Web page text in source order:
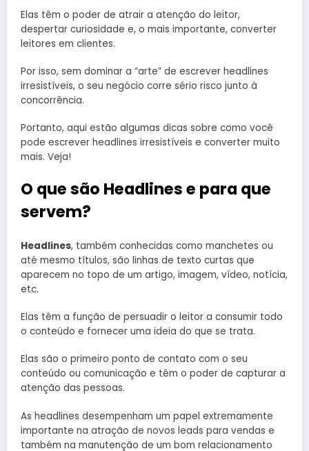
Elas têm o poder de atrair a atenção do leitor,
despertar curiosidade e, o mais importante, converter
leitores em clientes.
Por isso, sem dominar a “arte” de escrever headlines
irresistíveis, o seu negócio corre sério risco junto à
concorrência.
Portanto, aqui estão algumas dicas sobre como você
pode escrever headlines irresistíveis e converter muito
mais. Veja!
O que são Headlines e para que
servem?
Headlines, também conhecidas como manchetes ou
até mesmo títulos, são linhas de texto curtas que
aparecem no topo de um artigo, imagem, vídeo, notícia,
etc.
Elas têm a função de persuadir o leitor a consumir todo
o conteúdo e fornecer uma ideia do que se trata.
Elas são o primeiro ponto de contato com o seu
conteúdo ou comunicação e têm o poder de capturar a
atenção das pessoas.
As headlines desempenham um papel extremamente
importante na atração de novos leads para vendas e
também na manutenção de um bom relacionamento